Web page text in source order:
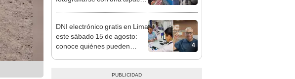
recuperó el dinero
4
DNI electrónico gratis en Lima
este sábado 15 de agosto:
conoce quiénes pueden
acceder y qué requisitos
deben cumplir